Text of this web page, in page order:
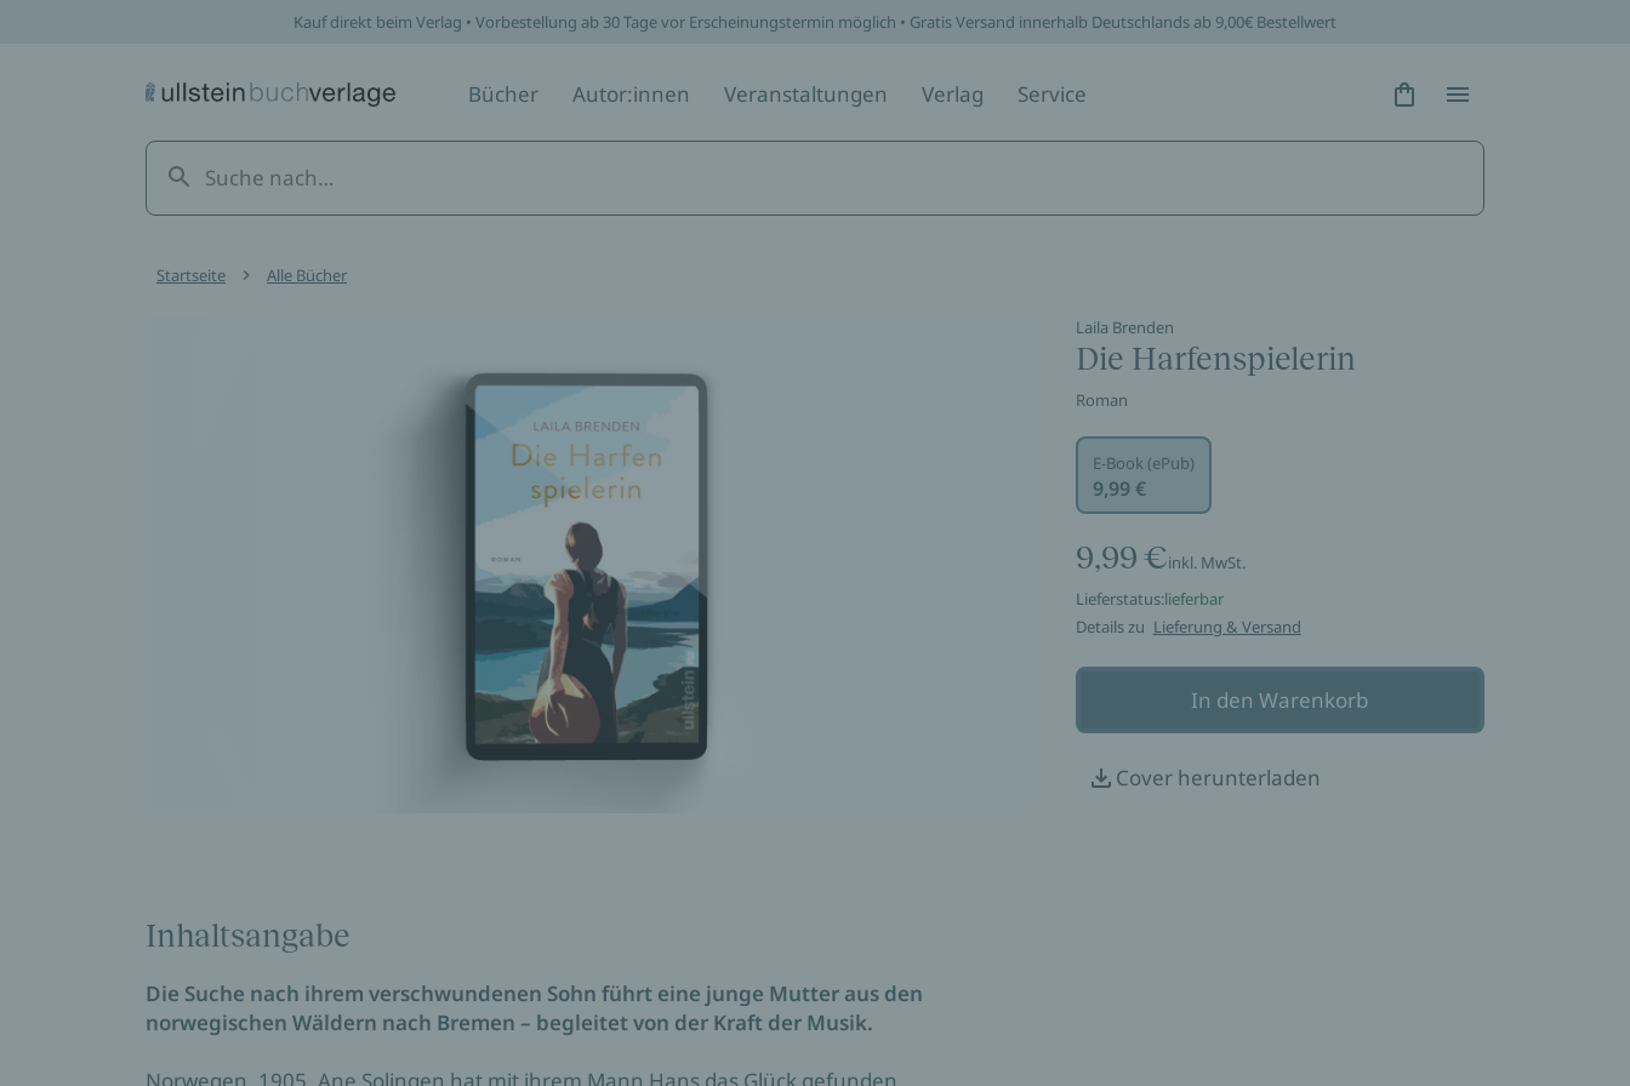
Kauf direkt beim Verlag • Vorbestellung ab 30 Tage vor Erscheinungstermin möglich • Gratis Versand innerhalb Deutschlands ab 9,00€ Bestellwert
Bücher Autor:innen Veranstaltungen Verlag Service Hidden Text
Hidden Text
Startseite Alle Bücher
Laila Brenden
Die Harfenspielerin
Roman
E-Book (ePub)
9,99 €
9,99 €inkl. MwSt.
Lieferstatus:lieferbar
Details zu Lieferung & Versand
In den Warenkorb
Cover herunterladen
Inhaltsangabe
Die Suche nach ihrem verschwundenen Sohn führt eine junge Mutter aus den
norwegischen Wäldern nach Bremen – begleitet von der Kraft der Musik.